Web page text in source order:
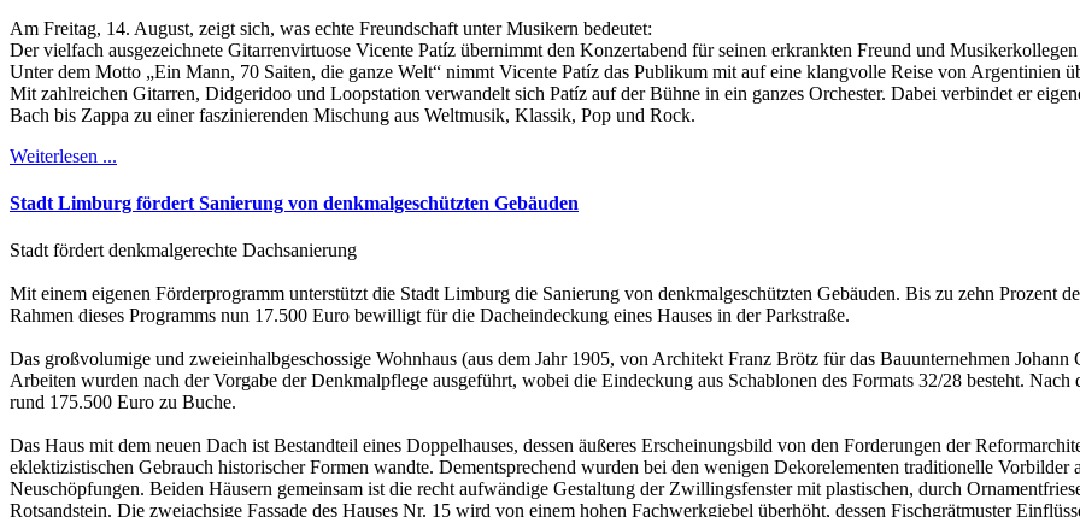
Am Freitag, 14. August, zeigt sich, was echte Freundschaft unter Musikern bedeutet:
Der vielfach ausgezeichnete Gitarrenvirtuose Vicente Patíz übernimmt den Konzertabend für seinen erkrankten Freund und
Unter dem Motto „Ein Mann, 70 Saiten, die ganze Welt“ nimmt Vicente Patíz das Publikum mit auf eine klangvolle Reise von Argentinien
Mit zahlreichen Gitarren, Didgeridoo und Loopstation verwandelt sich Patíz auf der Bühne in ein ganzes Orchester. Dabei verbindet er
Bach bis Zappa zu einer faszinierenden Mischung aus Weltmusik, Klassik, Pop und Rock.
Weiterlesen ...
Stadt Limburg fördert Sanierung von denkmalgeschützten Gebäuden
Stadt fördert denkmalgerechte Dachsanierung
Mit einem eigenen Förderprogramm unterstützt die Stadt Limburg die Sanierung von denkmalgeschützten Gebäuden. Bis zu zehn Prozent
Rahmen dieses Programms nun 17.500 Euro bewilligt für die Dacheindeckung eines Hauses in der Parkstraße.
Das großvolumige und zweieinhalbgeschossige Wohnhaus (aus dem Jahr 1905, von Architekt Franz Brötz für das Bauunternehmen
Arbeiten wurden nach der Vorgabe der Denkmalpflege ausgeführt, wobei die Eindeckung aus Schablonen des Formats 32/28 besteht.
rund 175.500 Euro zu Buche.
Das Haus mit dem neuen Dach ist Bestandteil eines Doppelhauses, dessen äußeres Erscheinungsbild von den Forderungen der
eklektizistischen Gebrauch historischer Formen wandte. Dementsprechend wurden bei den wenigen Dekorelementen traditionelle
Neuschöpfungen. Beiden Häusern gemeinsam ist die recht aufwändige Gestaltung der Zwillingsfenster mit plastischen, durch
Rotsandstein. Die zweiachsige Fassade des Hauses Nr. 15 wird von einem hohen Fachwerkgiebel überhöht, dessen Fischgrätmuster